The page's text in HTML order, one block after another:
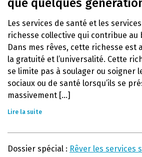
que quelques
Les services de santé et les
richesse collective qui contribue au
Dans mes rêves, cette richesse est
la gratuité et l’universalité. Cette
se limite pas à soulager ou soigner
sociaux ou de santé lorsqu’ils se
massivement [...]
Lire la suite
Dossier spécial : Rêver les services